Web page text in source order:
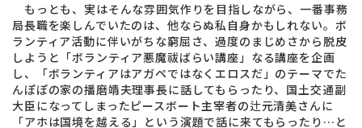
もっとも、実はそんな雰囲気作りを目指しながら、一番事務
局長職を楽しんでいたのは、他ならぬ私自身かもしれない。ボ
ランティア活動に伴いがちな窮屈さ、過度のまじめさから脱皮
しようと「ボランティア悪魔祓ばらい講座」なる講座を企画
し、「ボランティアはアガペではなくエロスだ」のテーマでた
んぽぽの家の播磨靖夫理事長に話してもらったり、国土交通副
大臣になってしまったピースボート主宰者の辻元清美さんに
「アホは国境を越える」という演題で話に来てもらったり…と